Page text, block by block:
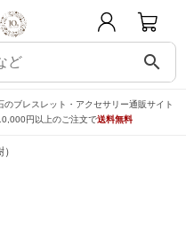
search
ブレスレット・アクセサリー通販サイト
円以上のご注文で送料無料